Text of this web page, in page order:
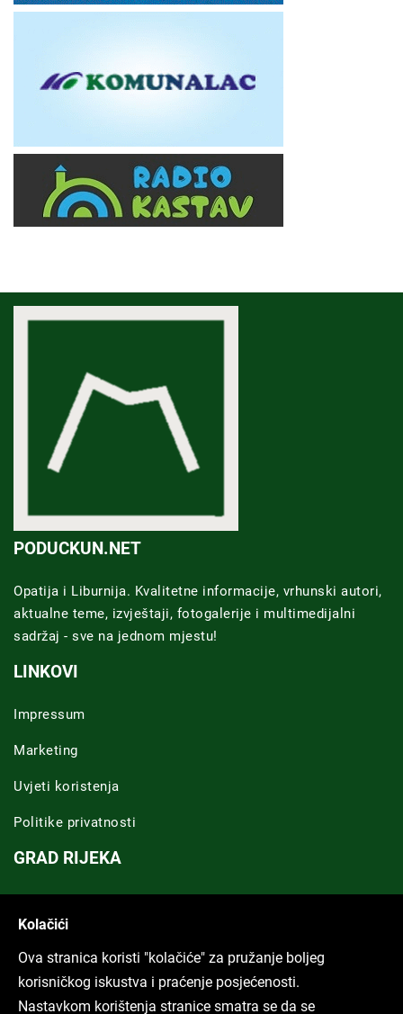
PODUCKUN.NET
Opatija i Liburnija. Kvalitetne informacije, vrhunski autori,
aktualne teme, izvještaji, fotogalerije i multimedijalni
sadržaj - sve na jednom mjestu!
LINKOVI
Impressum
Marketing
Uvjeti koristenja
Politike privatnosti
GRAD RIJEKA
ARHIVA TEKSTOVA
Kolačići
Ova stranica koristi "kolačiće" za pružanje boljeg
korisničkog iskustva i praćenje posjećenosti.
Nastavkom korištenja stranice smatra se da se